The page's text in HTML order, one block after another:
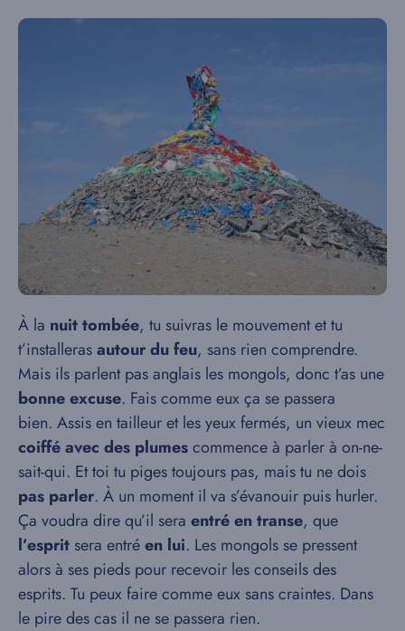
À la nuit tombée, tu suivras le mouvement et tu
t’installerasautour du feu, sans rien comprendre.
Mais ils parlent pas anglais les mongols, donc t’as une
bonne excuse. Fais comme eux ça se passera
bien. Assis en tailleur et les yeux fermés, un vieux mec
coiffé avec des plumescommence à parler à on-ne-
sait-qui. Et toi tu piges toujours pas, mais tu ne dois
pas parler. À un moment il va s’évanouir puis hurler.
Ça voudra dire qu’il sera entré en transe, que
l’esprit sera entréen lui. Les mongols se pressent
alors à ses pieds pour recevoir les conseils des
esprits. Tu peux faire comme eux sans craintes. Dans
le pire des cas il ne se passera rien.